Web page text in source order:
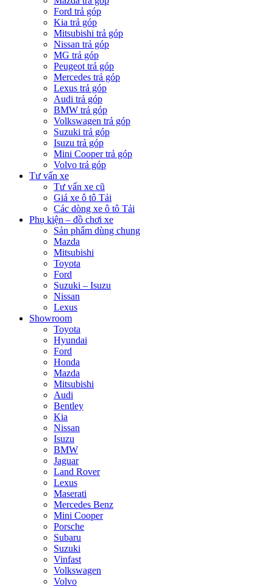
Ford trả góp
Kia trả góp
Mitsubishi trả góp
Nissan trả góp
MG trả góp
Peugeot trả góp
Mercedes trả góp
Lexus trả góp
Audi trả góp
BMW trả góp
Volkswagen trả góp
Suzuki trả góp
Isuzu trả góp
Mini Cooper trả góp
Volvo trả góp
Tư vấn xe
Tư vấn xe cũ
Giá xe ô tô Tải
Các dòng xe ô tô Tải
Phụ kiện – đồ chơi xe
Sản phẩm dùng chung
Mazda
Mitsubishi
Toyota
Ford
Suzuki – Isuzu
Nissan
Lexus
Showroom
Toyota
Hyundai
Ford
Honda
Mazda
Mitsubishi
Audi
Bentley
Kia
Nissan
Isuzu
BMW
Jaguar
Land Rover
Lexus
Maserati
Mercedes Benz
Mini Cooper
Porsche
Subaru
Suzuki
Vinfast
Volkswagen
Volvo